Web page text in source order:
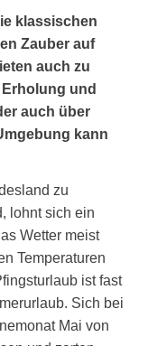
klassischen
Zauber auf
auch zu
und
auch über
kann
zu
lohnt sich ein
Wetter meist
Temperaturen
ist fast
Sich bei
Mai von